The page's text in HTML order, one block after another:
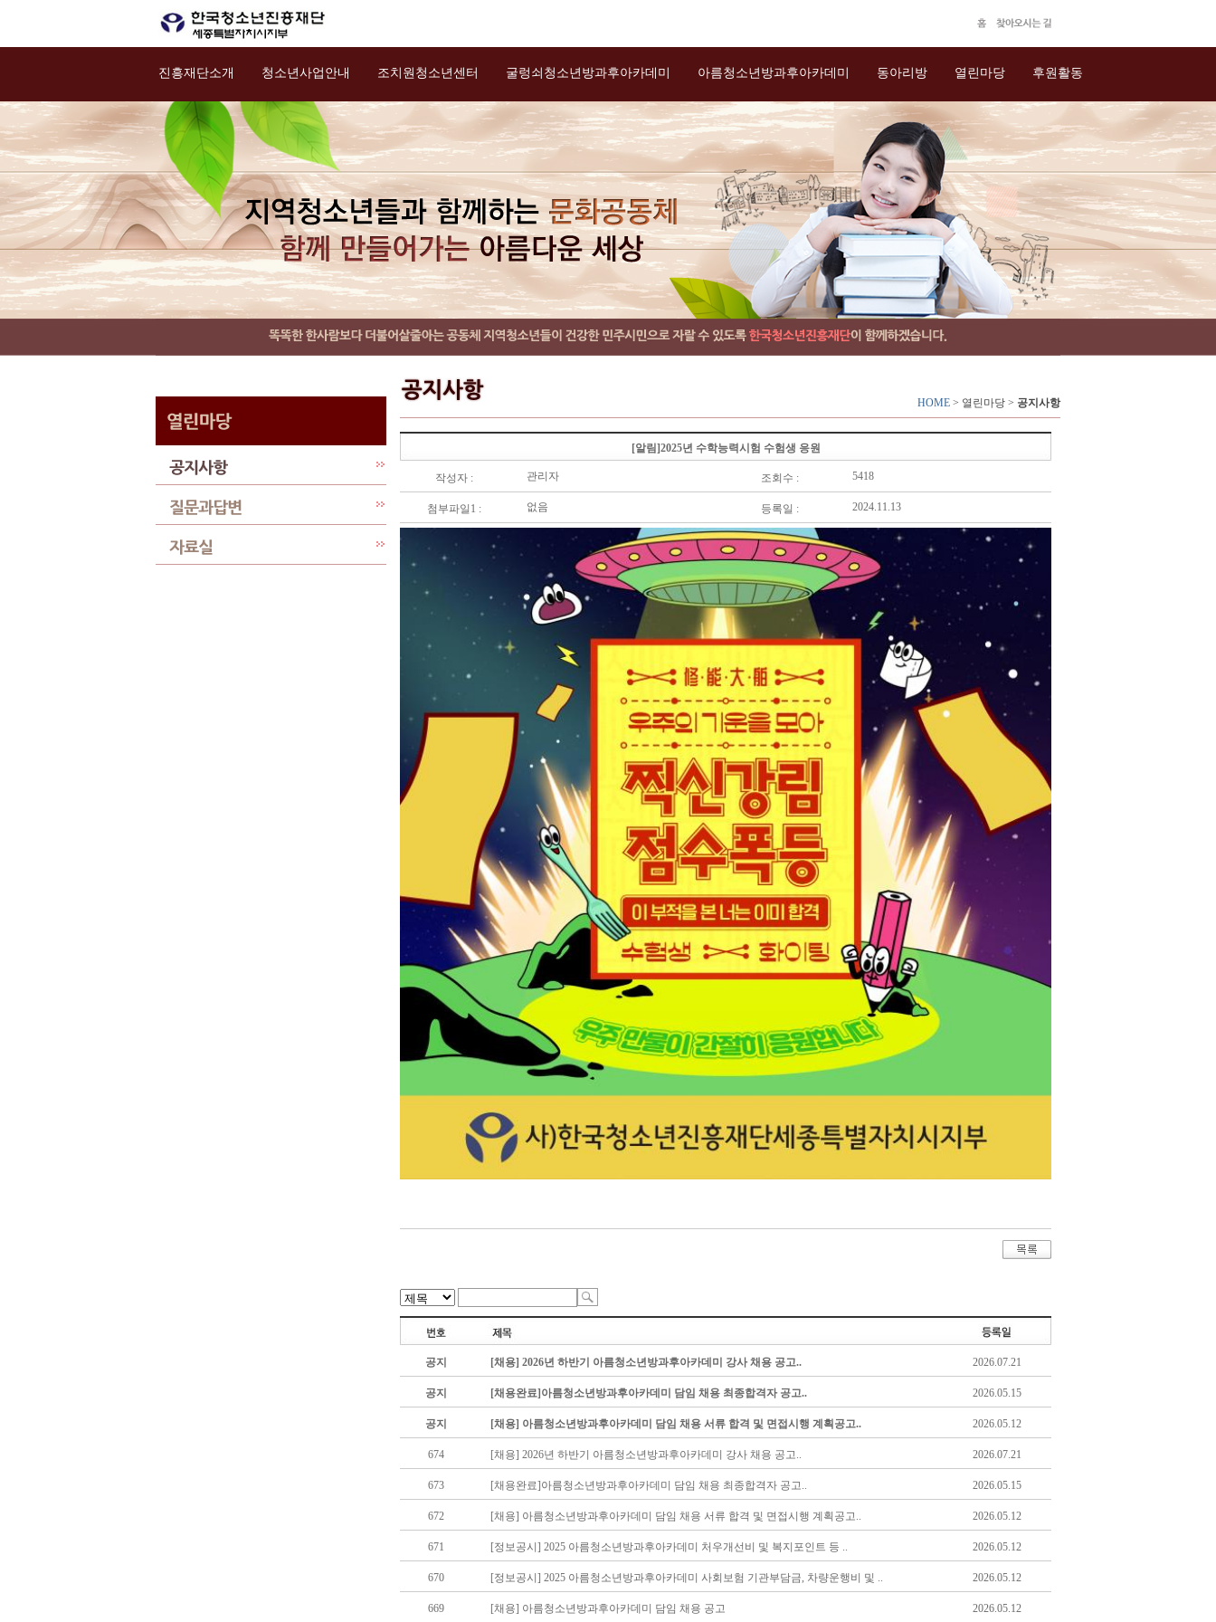
진흥재단소개 청소년사업안내 조치원청소년센터 굴렁쇠청소년방과후아카데미 아름청소년방과후아카데미 동아리방 열린마당 후원활동
HOME > 열린마당 > 공지사항
[알림]2025년 수학능력시험 수험생 응원
작성자 : 관리자 조회수 : 5418
첨부파일1 : 없음 등록일 : 2024.11.13
공지 [채용] 2026년 하반기 아름청소년방과후아카데미 강사 채용 공고.. 2026.07.21
공지 [채용완료]아름청소년방과후아카데미 담임 채용 최종합격자 공고.. 2026.05.15
공지 [채용] 아름청소년방과후아카데미 담임 채용 서류 합격 및 면접시행 계획공고.. 2026.05.12
674 [채용] 2026년 하반기 아름청소년방과후아카데미 강사 채용 공고.. 2026.07.21
673 [채용완료]아름청소년방과후아카데미 담임 채용 최종합격자 공고.. 2026.05.15
672 [채용] 아름청소년방과후아카데미 담임 채용 서류 합격 및 면접시행 계획공고.. 2026.05.12
671 [정보공시] 2025 아름청소년방과후아카데미 처우개선비 및 복지포인트 등 .. 2026.05.12
670 [정보공시] 2025 아름청소년방과후아카데미 사회보험 기관부담금, 차량운행비 및 .. 2026.05.12
669 [채용] 아름청소년방과후아카데미 담임 채용 공고 2026.05.12